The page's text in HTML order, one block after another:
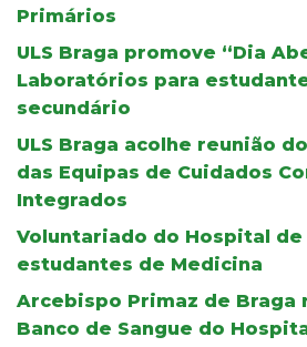
Primários
ULS Braga promove “Dia
Laboratórios para
secundário
ULS Braga acolhe reunião
das Equipas de Cuidados
Integrados
Voluntariado do Hospital
estudantes de Medicina
Arcebispo Primaz de Braga
Banco de Sangue do